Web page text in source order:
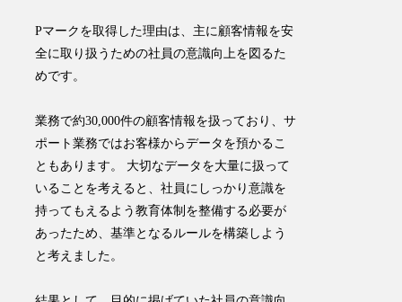
Pマークを取得した理由は、主に顧客情報を安
全に取り扱うための社員の意識向上を図るた
めです。
業務で約30,000件の顧客情報を扱っており、サ
ポート業務ではお客様からデータを預かるこ
ともあります。 大切なデータを大量に扱って
いることを考えると、社員にしっかり意識を
持ってもえるよう教育体制を整備する必要が
あったため、基準となるルールを構築しよう
と考えました。